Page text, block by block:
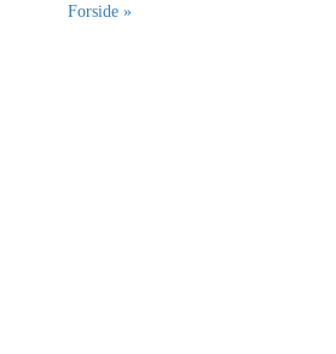
Forside »